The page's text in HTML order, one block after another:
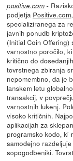
positive.com-
podjetja Positive.com,
specializiranega za
javnih ponudb
(Initial Coin Offering)
varnostno poročilo,
kritično do
tovrstnega zbiranja
nepomembno, da je
lanskem letu
transakcij, v
varnostnih lukenj.
visoko kritičnih.
aplikacijah za
programsko kodo, ki
samodejno
sopogodbeniki.